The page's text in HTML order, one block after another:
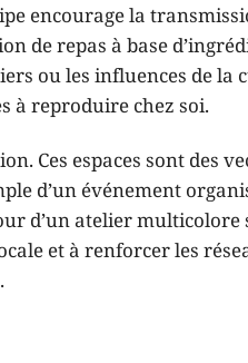
encourage la
de repas à base
ou les influences de la
à reproduire chez soi.
Ces espaces sont des
d’un événement
d’un atelier
et à renforcer les